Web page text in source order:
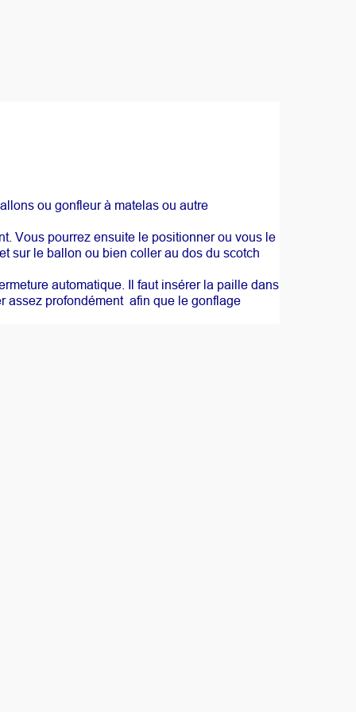
ou gonfleur à matelas ou autre
Vous pourrez ensuite le positionner ou vous le
sur le ballon ou bien coller au dos du scotch
automatique. Il faut insérer la paille dans
assez profondément afin que le gonflage